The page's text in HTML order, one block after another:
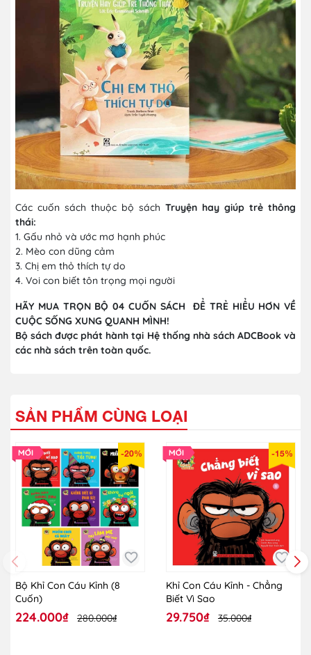
Các cuốn sách thuộc bộ sách Truyện hay giúp trẻ thông
thái:
1. Gấu nhỏ và ước mơ hạnh phúc
2. Mèo con dũng cảm
3. Chị em thỏ thích tự do
4. Voi con biết tôn trọng mọi người
HÃY MUA TRỌN BỘ 04 CUỐN SÁCH ĐỂ TRẺ HIỂU HƠN VỀ
CUỘC SỐNG XUNG QUANH MÌNH!
Bộ sách được phát hành tại Hệ thống nhà sách ADCBook và
các nhà sách trên toàn quốc.
SẢN PHẨM CÙNG LOẠI
-20%
Bộ Khỉ Con Cáu Kỉnh (8
Cuốn)
224.000₫ 280.000₫
-15%
Khỉ Con Cáu Kỉnh - Chẳng
Biết Vì Sao
29.750₫ 35.000₫